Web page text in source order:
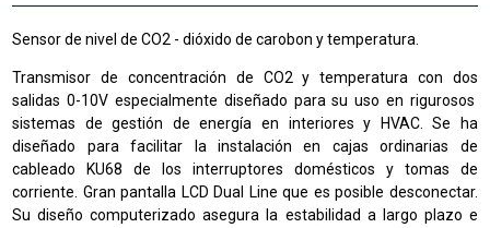
Sensor de nivel de CO2 - dióxido de carobon y temperatura.
Transmisor de concentración de CO2 y temperatura con dos
salidas 0-10V especialmente diseñado para su uso en rigurosos
sistemas de gestión de energía en interiores y HVAC. Se ha
diseñado para facilitar la instalación en cajas ordinarias de
cableado KU68 de los interruptores domésticos y tomas de
corriente. Gran pantalla LCD Dual Line que es posible desconectar.
Su diseño computerizado asegura la estabilidad a largo plazo e